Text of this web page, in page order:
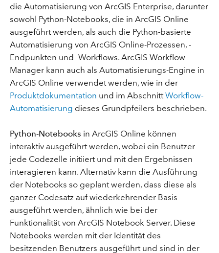
die Automatisierung von ArcGIS Enterprise, darunter
sowohl Python-Notebooks, die in ArcGIS Online
ausgeführt werden, als auch die Python-basierte
Automatisierung von ArcGIS Online-Prozessen, -
Endpunkten und -Workflows. ArcGIS Workflow
Manager kann auch als Automatisierungs-Engine in
ArcGIS Online verwendet werden, wie in der
Produktdokumentation und im AbschnittWorkflow-
Automatisierung dieses Grundpfeilers beschrieben.
Python-Notebooks in ArcGIS Online können
interaktiv ausgeführt werden, wobei ein Benutzer
jede Codezelle initiiert und mit den Ergebnissen
interagieren kann. Alternativ kann die Ausführung
der Notebooks so geplant werden, dass diese als
ganzer Codesatz auf wiederkehrender Basis
ausgeführt werden, ähnlich wie bei der
Funktionalität von ArcGIS Notebook Server. Diese
Notebooks werden mit der Identität des
besitzenden Benutzers ausgeführt und sind in der